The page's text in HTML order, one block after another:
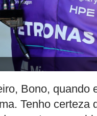
Bono, quando
Tenho certeza